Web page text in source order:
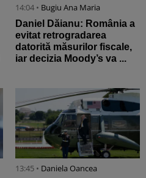
14:04 • Bugiu ⁠Ana Maria
Daniel Dăianu: România a
evitat retrogradarea
datorită măsurilor fiscale,
iar decizia Moody’s va ...
13:45 • Daniela Oancea